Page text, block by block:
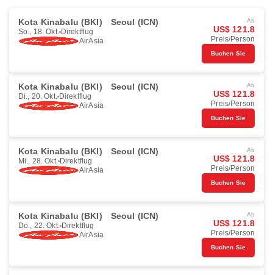
Kota Kinabalu (BKI) Seoul (ICN)
So., 18. Okt. Direktflug
AirAsia
Ab
US$ 121.8
Preis/Person
Buchen Sie
Kota Kinabalu (BKI) Seoul (ICN)
Di., 20. Okt. Direktflug
AirAsia
Ab
US$ 121.8
Preis/Person
Buchen Sie
Kota Kinabalu (BKI) Seoul (ICN)
Mi., 28. Okt. Direktflug
AirAsia
Ab
US$ 121.8
Preis/Person
Buchen Sie
Kota Kinabalu (BKI) Seoul (ICN)
Do., 22. Okt. Direktflug
AirAsia
Ab
US$ 121.8
Preis/Person
Buchen Sie